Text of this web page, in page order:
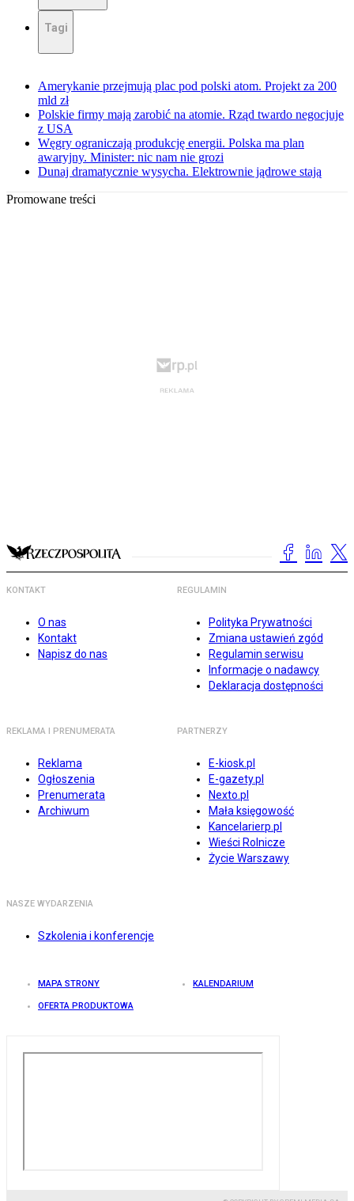
Tagi
Amerykanie przejmują plac pod polski atom. Projekt za 200
mld zł
Polskie firmy mają zarobić na atomie. Rząd twardo negocjuje
z USA
Węgry ograniczają produkcję energii. Polska ma plan
awaryjny. Minister: nic nam nie grozi
Dunaj dramatycznie wysycha. Elektrownie jądrowe stają
Promowane treści
KONTAKT
O nas
Kontakt
Napisz do nas
REGULAMIN
Polityka Prywatności
Zmiana ustawień zgód
Regulamin serwisu
Informacje o nadawcy
Deklaracja dostępności
REKLAMA I PRENUMERATA
Reklama
Ogłoszenia
Prenumerata
Archiwum
PARTNERZY
E-kiosk.pl
E-gazety.pl
Nexto.pl
Mała księgowość
Kancelarierp.pl
Wieści Rolnicze
Życie Warszawy
NASZE WYDARZENIA
Szkolenia i konferencje
MAPA STRONY KALENDARIUM
OFERTA PRODUKTOWA